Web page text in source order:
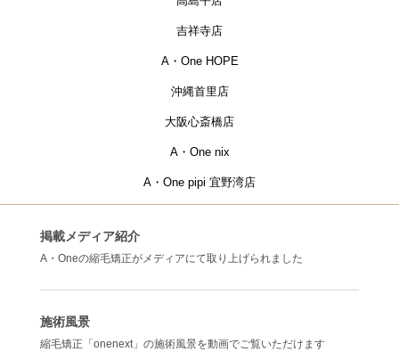
吉祥寺店
A・One HOPE
沖縄首里店
大阪心斎橋店
A・One nix
A・One pipi 宜野湾店
掲載メディア紹介
A・Oneの縮毛矯正がメディアにて取り上げられました
施術風景
縮毛矯正「onenext」の施術風景を動画でご覧いただけます